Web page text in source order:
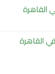
القاهرة